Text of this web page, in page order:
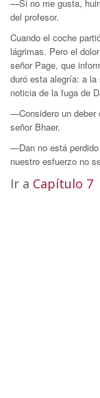
—Si no me gusta,
del profesor.
Cuando el coche
lágrimas. Pero el
señor Page, que
duró esta alegría: a
noticia de la fuga de
—Considero un deber
señor Bhaer.
—Dan no está
nuestro esfuerzo no
Ir a Capítulo 7